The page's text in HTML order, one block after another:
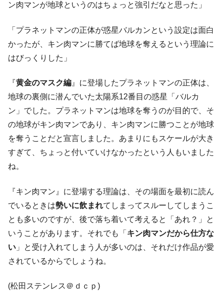
ン肉マンが地球というのはちょっと強引だなと思った」
「プラネットマンの正体が惑星バルカンという設定は面白
かったが、キン肉マンに勝てば地球を奪えるという理論に
はびっくりした」
『黄金のマスク編 』に登場したプラネットマンの正体は、
地球の裏側に潜んでいた太陽系12番目の惑星「バルカ
ン」でした。プラネットマンは地球を奪うのが目的で、そ
の地球がキン肉マンであり、キン肉マンに勝つことが地球
を奪うことだと宣言しました。あまりにもスケールが大き
すぎて、ちょっと付いていけなかったという人もいました
ね。
『キン肉マン』に登場する理論は、その場面を最初に読ん
でいるときは勢いに飲まれてしまってスルーしてしまうこ
とも多いのですが、後で落ち着いて考えると「あれ？」と
いうことがあります。それでも「 キン肉マンだから仕方な
い 」と受け入れてしまう人が多いのは、それだけ作品が愛
されているからでしょうね。
(松田ステンレス＠ｄｃｐ)